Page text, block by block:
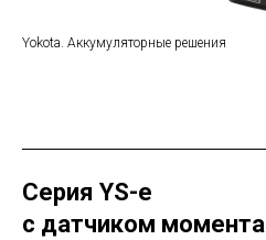
Yokota. Аккумуляторные решения
Серия YS-e
с датчиком момента